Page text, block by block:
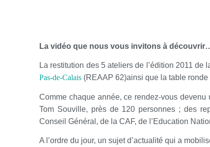
La vidéo que nous vous invitons à
La restitution des 5 ateliers de l’édition 2011
Pas-de-Calais (REAAP 62)ainsi que la table
Comme chaque année, ce rendez-vous
Tom Souville, près de 120 personnes ; des
Conseil Général, de la CAF, de l’Education
A l’ordre du jour, un sujet d’actualité qui a